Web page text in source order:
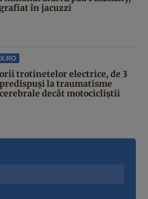
în jacuzzi
trotinetelor electrice, de 3
la traumatisme
decât motocicliștii